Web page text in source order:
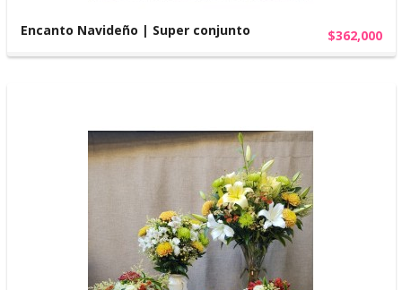
Encanto Navideño | Super conjunto $362,000